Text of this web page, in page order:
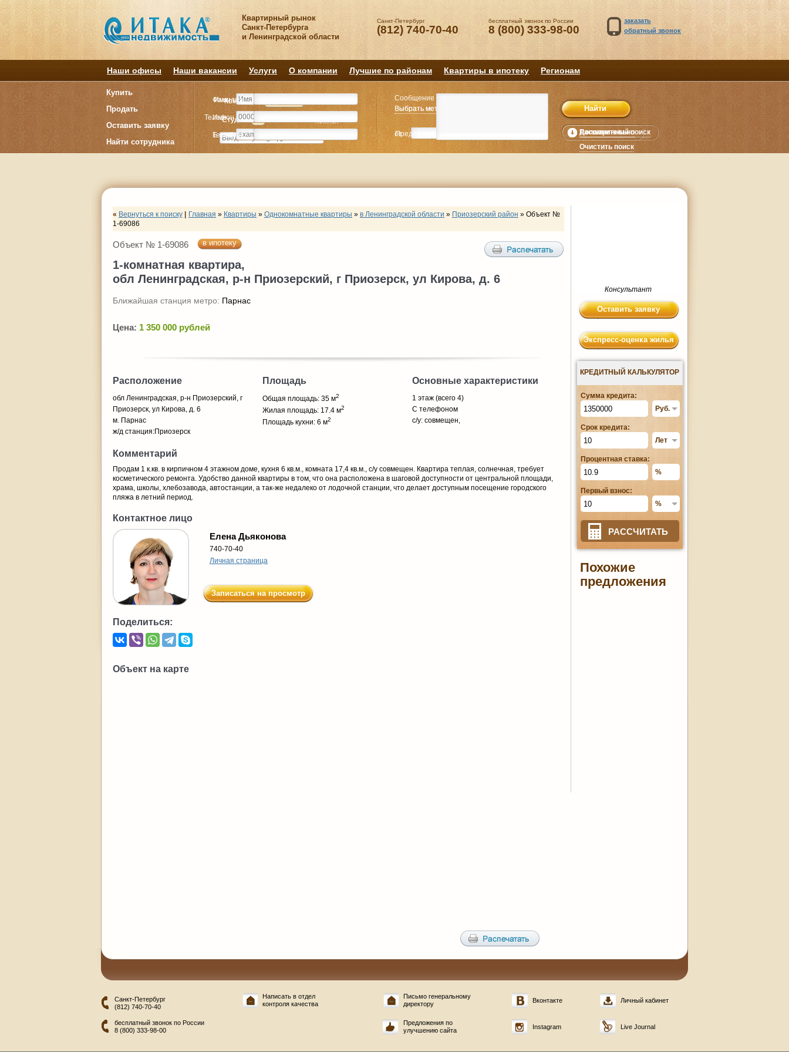
Квартирный рынок
Санкт-Петербурга
и Ленинградской области
Санкт-Петербург
(812) 740-70-40
бесплатный звонок по России
8 (800) 333-98-00
заказать
обратный звонок
Наши офисы Наши вакансии Услуги О компании Лучшие по районам Квартиры в ипотеку Регионам
Купить
Продать
Оставить заявку
Найти сотрудника
Комнату
Студия Комнат
Выбрать метро
от
Расширенный поиск
Очистить поиск
Комнату
Студия Комнат
Выбрать метро
Предпочитаемая цена Дополнительно
Имя
Телефон
E-mail
Сообщение
Фамилия
Имя
Телефон
« Вернуться к поиску Главная » Квартиры » Однокомнатные квартиры » в Ленинградской области » Приозерский район » Объект №
1-69086
Объект № 1-69086 в ипотеку
1-комнатная квартира,
обл Ленинградская, р-н Приозерский, г Приозерск, ул Кирова, д. 6
Ближайшая станция метро: Парнас
Цена: 1 350 000 рублей
Расположение
обл Ленинградская, р-н Приозерский, г
Приозерск, ул Кирова, д. 6
м. Парнас
ж/д станция:Приозерск
Площадь
Общая площадь: 35 м2
Жилая площадь: 17.4 м2
Площадь кухни: 6 м2
Основные характеристики
1 этаж (всего 4)
С телефоном
с/у: совмещен,
Комментарий
Продам 1 к.кв. в кирпичном 4 этажном доме, кухня 6 кв.м., комната 17,4 кв.м., с/у совмещен. Квартира теплая, солнечная, требует
косметического ремонта. Удобство данной квартиры в том, что она расположена в шаговой доступности от центральной площади,
храма, школы, хлебозавода, автостанции, а так-же недалеко от лодочной станции, что делает доступным посещение городского
пляжа в летний период.
Контактное лицо
Елена Дьяконова
740-70-40
Личная страница
Записаться на просмотр
Поделиться:
Объект на карте
Консультант
Оставить заявку
Экспресс-оценка жилья
КРЕДИТНЫЙ КАЛЬКУЛЯТОР
Сумма кредита:
Срок кредита:
Процентная ставка:
Первый взнос:
РАССЧИТАТЬ
Похожие
предложения
Санкт-Петербург
(812) 740-70-40
бесплатный звонок по России
8 (800) 333-98-00
Написать в отдел
контроля качества
Письмо генеральному
директору
Предложения по
улучшению сайта
Вконтакте
Instagram
Личный кабинет
Live Journal